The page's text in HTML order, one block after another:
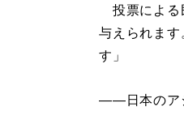
投票による
与えられま
す」
――日本のア